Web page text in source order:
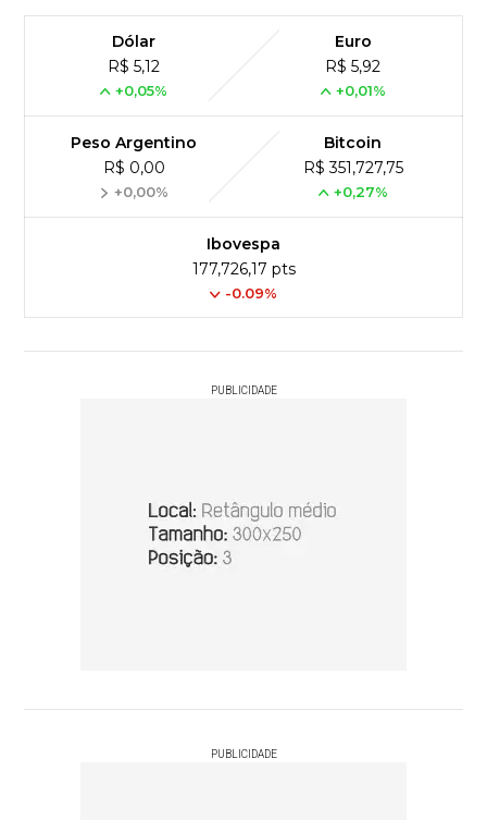
Dólar
R$ 5,12
+0,05%
Euro
R$ 5,92
+0,01%
Peso Argentino
R$ 0,00
+0,00%
Bitcoin
R$ 351,727,75
+0,27%
Ibovespa
177,726,17 pts
-0.09%
PUBLICIDADE
PUBLICIDADE